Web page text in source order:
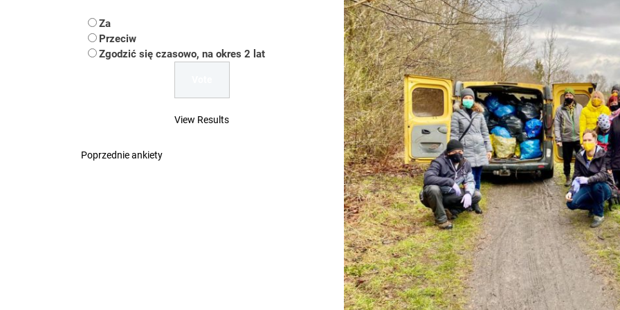
Uwaga Dębieńsko – woda nieprzydatna do spożycia!!!
Ilu mieszkańców ma Rybnik?
Dość komentowania kolejnych afer w ochronie zdrowia — czas zacząć mówić o
Za
Przeciw
Zgodzić się czasowo, na okres 2 lat
View Results
Poprzednie ankiety